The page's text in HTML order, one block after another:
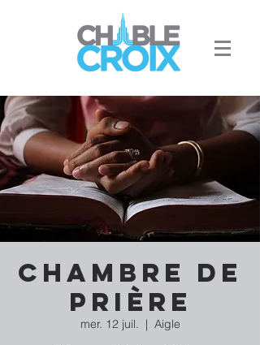
Chambre de
prière
mer. 12 juil.
  |
Aigle